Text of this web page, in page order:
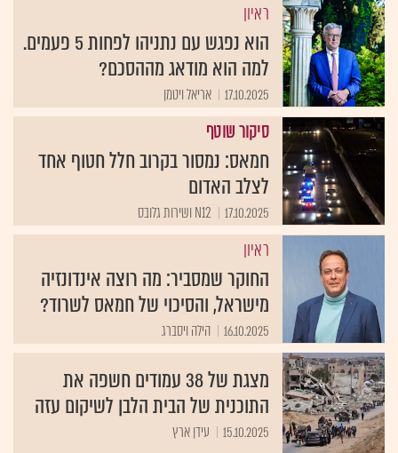
ראיון
הוא נפגש עם נתניהו לפחות 5 פעמים.
למה הוא מודאג מההסכם?
17.10.2025 אריאל ויטמן
סיקור שוטף
חמאס: נמסור בקרוב חלל חטוף אחד
לצלב האדום
17.10.2025 N12 ושירות גלובס
ראיון
החוקר שמסביר: מה רוצה אינדונזיה
מישראל, והסיכוי של חמאס לשרוד?
16.10.2025 הילה ויסברג
מצגת של 38 עמודים חשפה את
התוכנית של הבית הלבן לשיקום עזה
15.10.2025 עידן ארץ